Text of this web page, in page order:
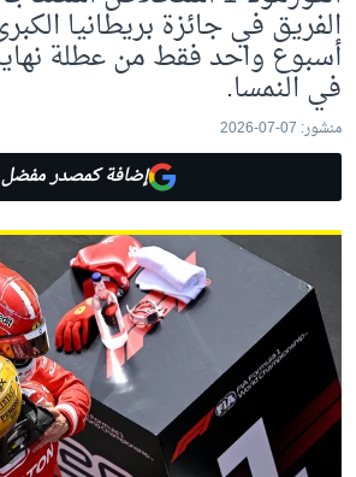
الفريق في جائزة بريطانيا
أسبوع واحد فقط من عطلة
في النمسا.
منشور: 07-07-2026
إضافة كمصدر مفضل